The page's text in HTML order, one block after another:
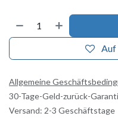
Auf
Allgemeine
30-Tage-Geld-zurück-
Versand: 2-3 Geschäftstage